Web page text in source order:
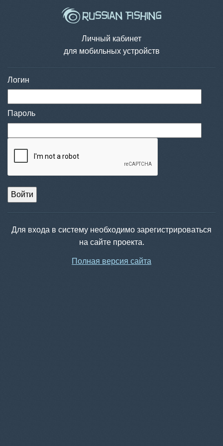
Личный кабинет
для мобильных устройств
Логин
Пароль
Войти
Для входа в систему необходимо зарегистрироваться
на сайте проекта.
Полная версия сайта